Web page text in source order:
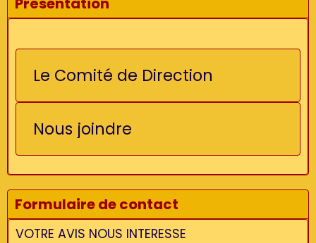
Le Comité de Direction
Nous joindre
Formulaire de contact
VOTRE AVIS NOUS INTERESSE